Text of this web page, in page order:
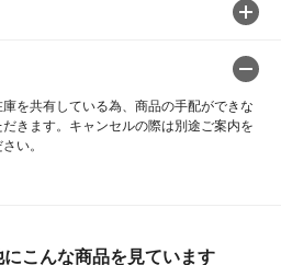
を共有している為、商品の手配ができな
きます。キャンセルの際は別途ご案内を
い。
こんな商品を見ています